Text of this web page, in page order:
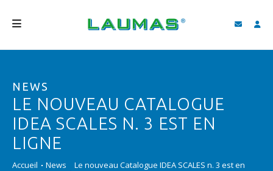
PRODUITS
SERVICES
ASSISTANCE ET TÉLÉCHARGEMENTS
VIDÉO
NEWS
LE NOUVEAU CATALOGUE
IDEA SCALES N. 3 EST EN
LIGNE
Accueil News
Le nouveau Catalogue IDEA SCALES n. 3 est en